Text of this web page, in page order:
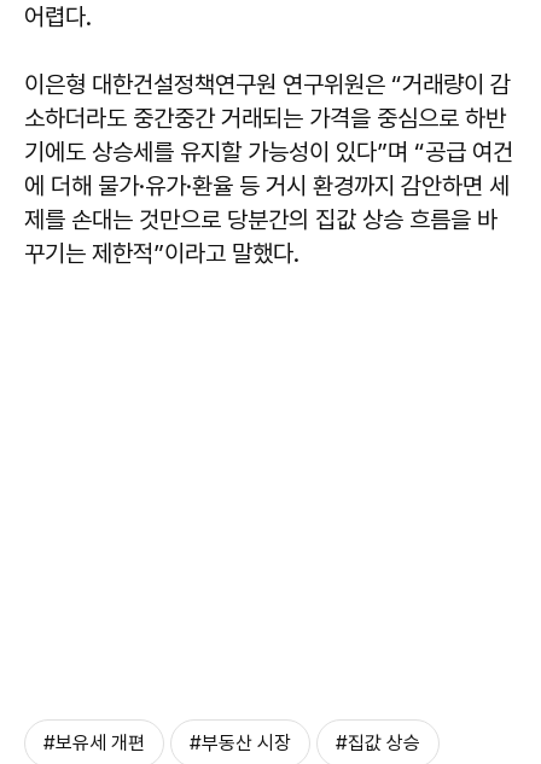
어렵다.
이은형 대한건설정책연구원 연구위원은 “거래량이 감
소하더라도 중간중간 거래되는 가격을 중심으로 하반
기에도 상승세를 유지할 가능성이 있다”며 “공급 여건
에 더해 물가·유가·환율 등 거시 환경까지 감안하면 세
제를 손대는 것만으로 당분간의 집값 상승 흐름을 바
꾸기는 제한적”이라고 말했다.
#보유세 개편 #부동산 시장 #집값 상승